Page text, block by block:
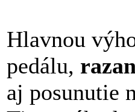
Hlavnou
pedálu,
aj posunutie